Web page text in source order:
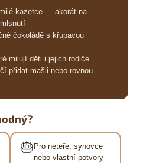
kazetce — akorát na
čokoládě s křupavou
milují děti i jejich rodiče
přidat mašli nebo rovnou
🎂 Pro neteře, synovce
nebo vlastní potvory